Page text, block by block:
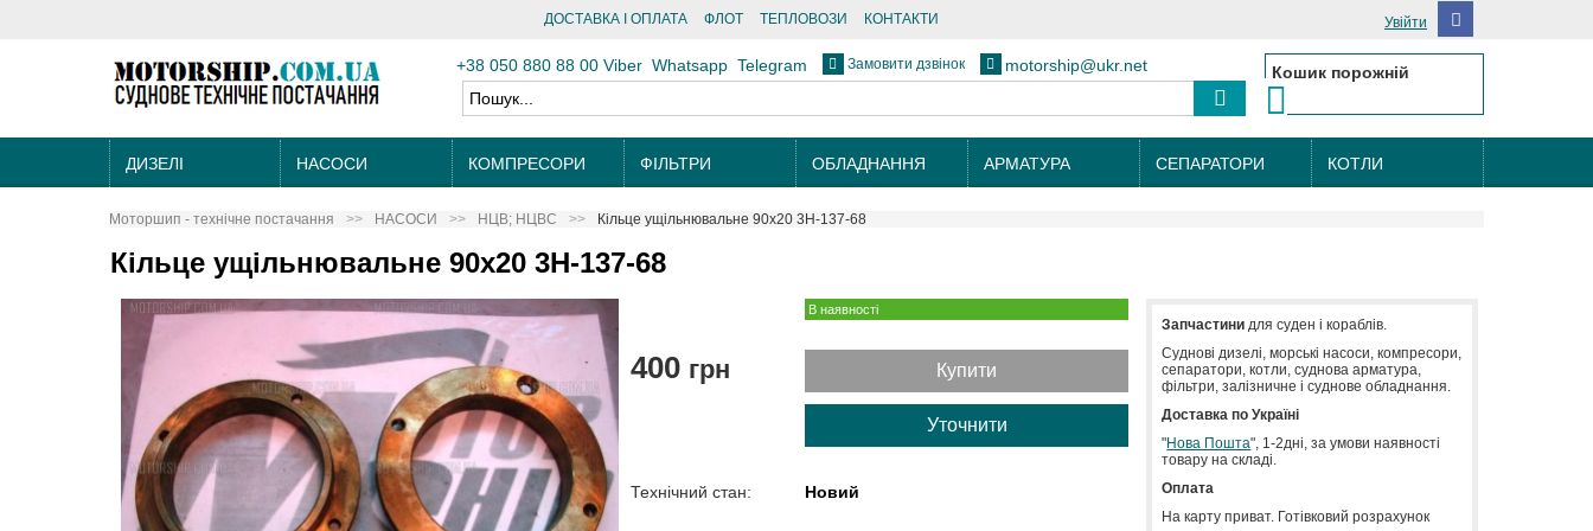
Увійти
ДОСТАВКА І ОПЛАТА ФЛОТ ТЕПЛОВОЗИ КОНТАКТИ
+38 050 880 88 00 Viber Whatsapp Telegram Замовити дзвінок motorship@ukr.net Кошик порожній
ДИЗЕЛІ НАСОСИ КОМПРЕСОРИ ФІЛЬТРИ ОБЛАДНАННЯ АРМАТУРА СЕПАРАТОРИ КОТЛИ
Моторшип - технічне постачання НАСОСИ НЦВ; НЦВС Кільце ущільнювальне 90х20 3Н-137-68
Кільце ущільнювальне 90х20 3Н-137-68
В наявності
400 грн Купити
Уточнити
Технічний стан: Новий
Запчастини для суден і кораблів.
Cуднові дизелі, морські насоси, компресори,
сепаратори, котли, суднова арматура,
фільтри, залізничне і суднове обладнання.
Доставка по Україні
"Нова Пошта", 1-2дні, за умови наявності
товару на складі.
Оплата
На карту приват. Готівковий розрахунок